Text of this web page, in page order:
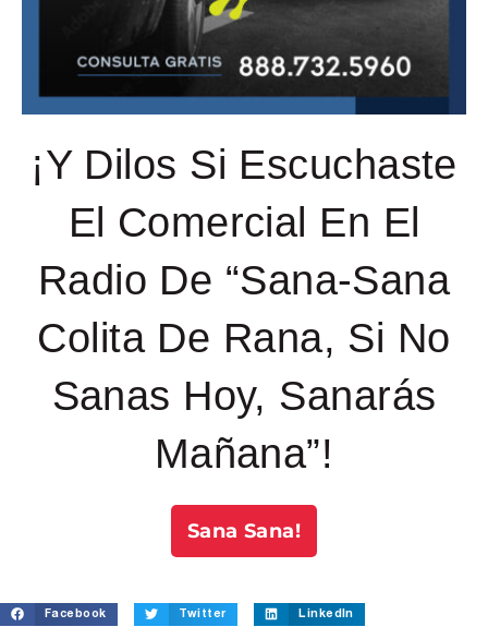
¡Y Dilos Si Escuchaste
El Comercial En El
Radio De “Sana-Sana
Colita De Rana, Si No
Sanas Hoy, Sanarás
Mañana”!
Sana Sana!
Facebook Twitter LinkedIn